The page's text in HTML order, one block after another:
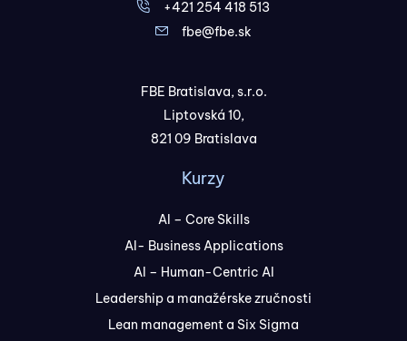
+421 254 418 513
fbe@fbe.sk
FBE Bratislava, s.r.o.
Liptovská 10,
821 09 Bratislava
Kurzy
AI – Core Skills
AI- Business Applications
AI – Human-Centric AI
Leadership a manažérske zručnosti
Lean management a Six Sigma